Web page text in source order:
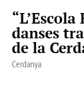
danses
de la
Cerdanya